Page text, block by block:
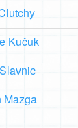
Kučuk
Mazga